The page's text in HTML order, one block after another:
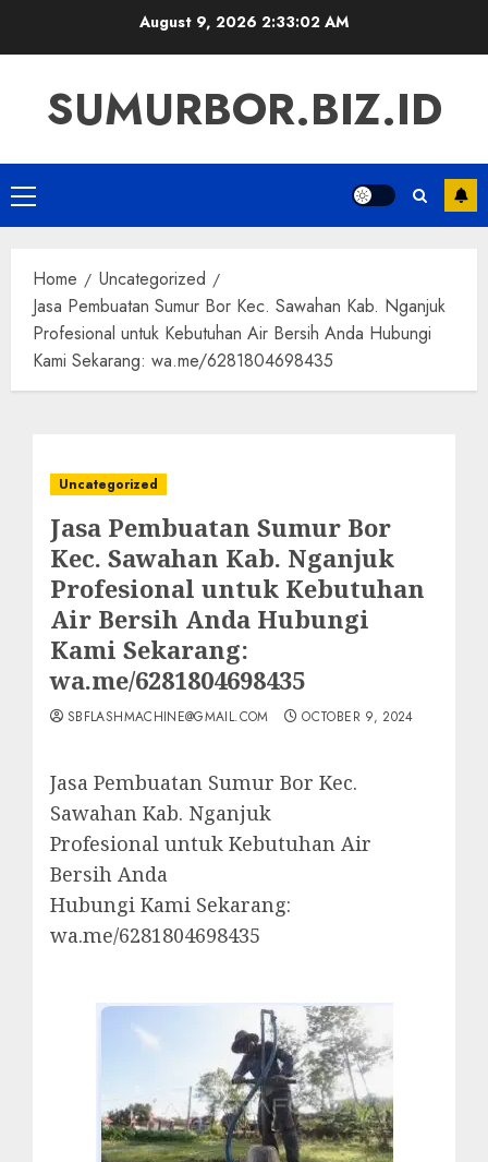
August 9, 2026 2:33:03 AM
SUMURBOR.BIZ.ID
Primary
Menu
Home
Uncategorized
Jasa Pembuatan Sumur Bor Kec. Sawahan Kab. Nganjuk
Profesional untuk Kebutuhan Air Bersih Anda Hubungi
Kami Sekarang: wa.me/6281804698435
Uncategorized
Jasa Pembuatan Sumur Bor
Kec. Sawahan Kab. Nganjuk
Profesional untuk Kebutuhan
Air Bersih Anda Hubungi
Kami Sekarang:
wa.me/6281804698435
SBFLASHMACHINE@GMAIL.COM OCTOBER 9, 2024
Jasa Pembuatan Sumur Bor Kec.
Sawahan Kab. Nganjuk
Profesional untuk Kebutuhan Air
Bersih Anda
Hubungi Kami Sekarang:
wa.me/6281804698435